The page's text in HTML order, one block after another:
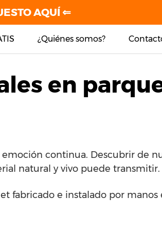
¿Quiénes somos?
en
continua. Descubrir de
natural y vivo puede transmitir.
fabricado e instalado por manos
AQUÍ ⇐